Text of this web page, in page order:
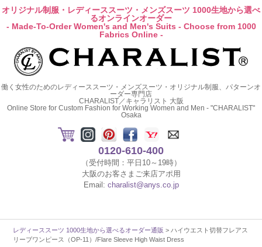
オリジナル制服・レディーススーツ・メンズスーツ 1000生地から選べ
るオンラインオーダー
- Made-To-Order Women's and Men's Suits - Choose from 1000
Fabrics Online -
働く女性のためのレディーススーツ・メンズスーツ・オリジナル制服、パターンオ
ーダー専門店
CHARALIST／キャラリスト 大阪
Online Store for Custom Fashion for Working Women and Men - "CHARALIST"
Osaka
0120-610-400
（受付時間：平日10～19時）
大阪のお客さまご来店アポ用
Email: charalist@anys.co.jp
レディーススーツ 1000生地から選べるオーダー通販 > ハイウエスト切替フレアス
リーブワンピース（OP-11）/Flare Sleeve High Waist Dress